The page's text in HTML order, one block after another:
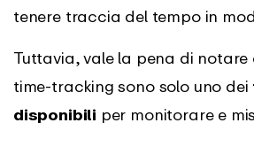
tenere traccia del tempo in
Tuttavia, vale la pena di notare
time-tracking sono solo uno dei
disponibili per monitorare e